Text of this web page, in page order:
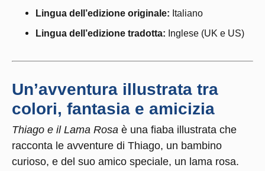
Lingua dell’edizione originale: Italiano
Lingua dell’edizione tradotta: Inglese (UK e US)
Un’avventura illustrata tra
colori, fantasia e amicizia
Thiago e il Lama Rosa è una fiaba illustrata che
racconta le avventure di Thiago, un bambino
curioso, e del suo amico speciale, un lama rosa.